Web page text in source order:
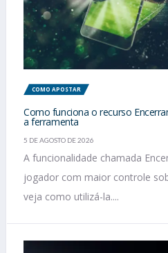
COMO APOSTAR
Como funciona o recurso
a ferramenta
5 DE AGOSTO DE 2026
A funcionalidade chamada
jogador com maior controle
veja como utilizá-la....